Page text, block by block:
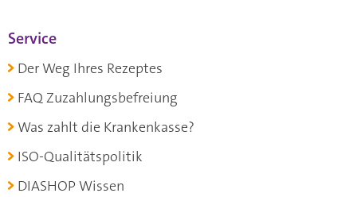
Service
Der Weg Ihres Rezeptes
FAQ Zuzahlungsbefreiung
Was zahlt die Krankenkasse?
ISO-Qualitätspolitik
DIASHOP Wissen